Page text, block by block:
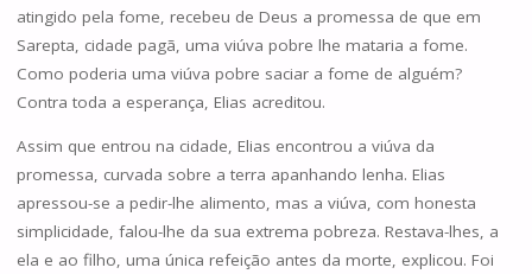
atingido pela fome, recebeu de Deus a promessa de que em
Sarepta, cidade pagã, uma viúva pobre lhe mataria a fome.
Como poderia uma viúva pobre saciar a fome de alguém?
Contra toda a esperança, Elias acreditou.
Assim que entrou na cidade, Elias encontrou a viúva da
promessa, curvada sobre a terra apanhando lenha. Elias
apressou-se a pedir-lhe alimento, mas a viúva, com honesta
simplicidade, falou-lhe da sua extrema pobreza. Restava-lhes, a
ela e ao filho, uma única refeição antes da morte, explicou. Foi